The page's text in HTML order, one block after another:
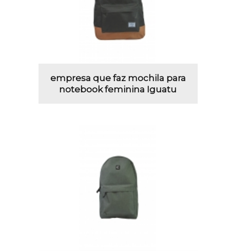
empresa que faz mochila para
notebook feminina Iguatu